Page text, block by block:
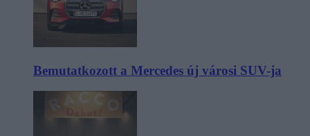
Bemutatkozott a Mercedes új városi SUV-ja